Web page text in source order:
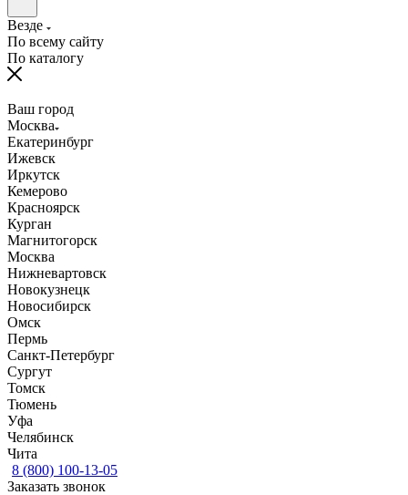
Везде
По всему сайту
По каталогу
Ваш город
Москва
Екатеринбург
Ижевск
Иркутск
Кемерово
Красноярск
Курган
Магнитогорск
Москва
Нижневартовск
Новокузнецк
Новосибирск
Омск
Пермь
Санкт-Петербург
Сургут
Томск
Тюмень
Уфа
Челябинск
Чита
8 (800) 100-13-05
Заказать звонок